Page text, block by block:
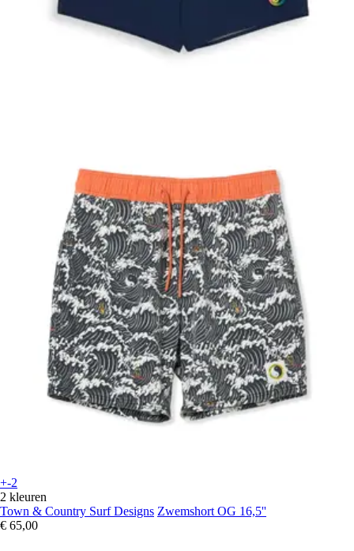
+-2
2 kleuren
Town & Country Surf Designs Zwemshort OG 16,5''
€ 65,00